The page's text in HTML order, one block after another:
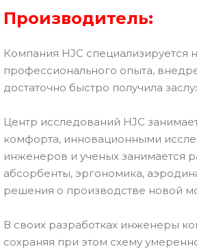
Производитель:
Компания HJC специализируется
профессионального опыта,
достаточно быстро получила
Центр исследований HJC
комфорта, инновационными
инженеров и ученых занимается
абсорбенты, эргономика,
решения о производстве новой
В своих разработках инженеры
сохраняя при этом схему